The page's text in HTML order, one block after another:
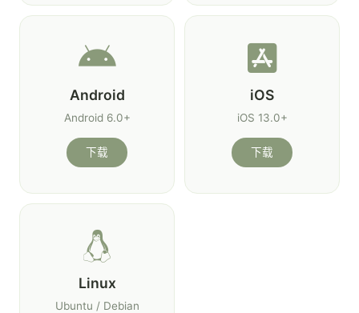
Android
Android 6.0+
下载
iOS
iOS 13.0+
下载
Linux
Ubuntu / Debian